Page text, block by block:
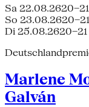
Sa 22.08.26
So 23.08.26
Di 25.08.26
Marlene
Galván